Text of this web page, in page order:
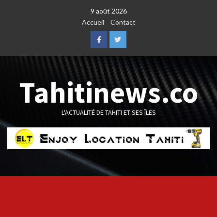
9 août 2026
Accueil
Contact
FacebookTwitter
Tahitinews.co
L'ACTUALITÉ DE TAHITI ET SES ÎLES